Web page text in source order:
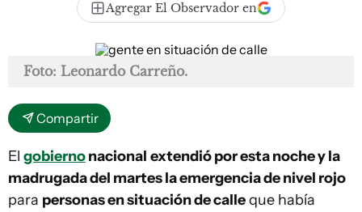
Agregar El Observador en
Foto: Leonardo Carreño.
Compartir
El gobiernonacional extendió por esta noche y la
madrugada del martes la emergencia de nivel rojo
para personas en situación de calleque había